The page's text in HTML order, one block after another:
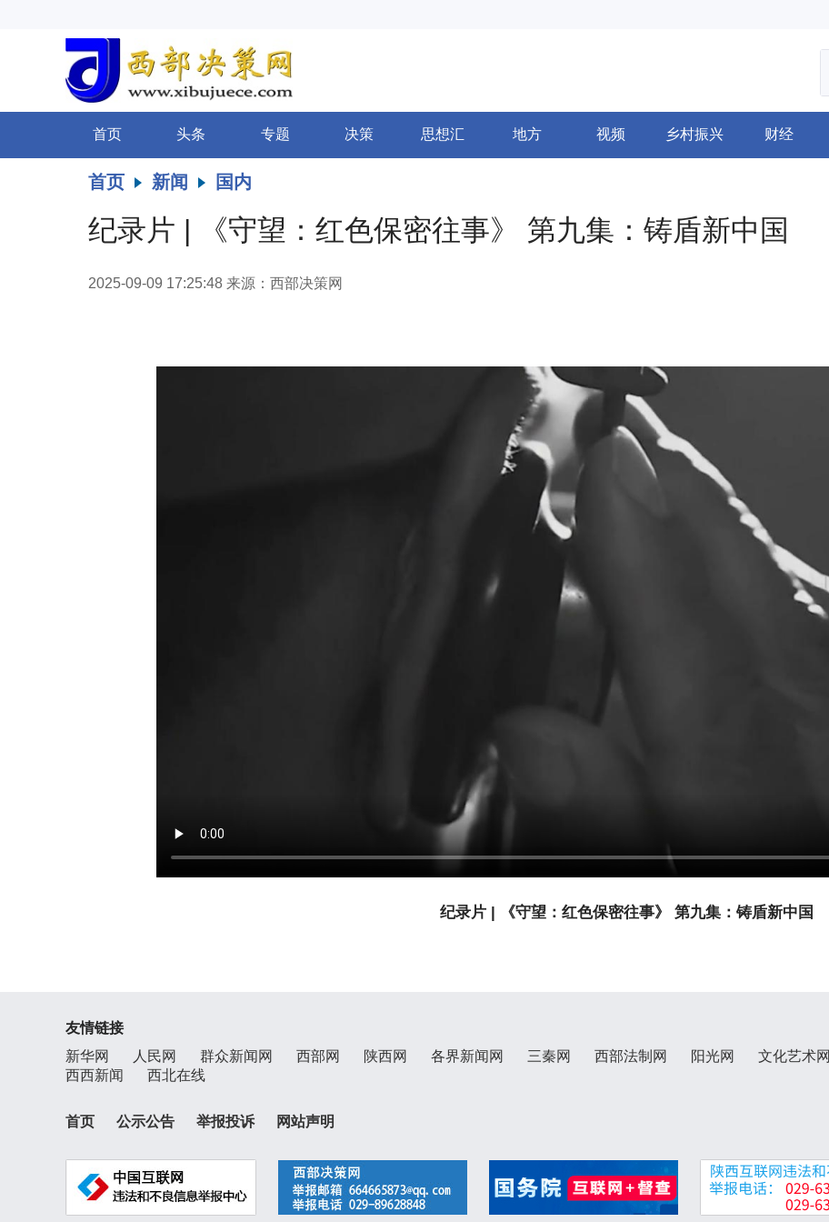
首页 头条 专题 决策 思想汇 地方 视频 乡村振兴 财经
首页 新闻 国内
纪录片 | 《守望：红色保密往事》 第九集：铸盾新中国
2025-09-09 17:25:48 来源：西部决策网
纪录片 | 《守望：红色保密往事》 第九集：铸盾新中国
友情链接
新华网
人民网 群众新闻网 西部网 陕西网 各界新闻网 三秦网 西部法制网 阳光网 文化艺术网
西西新闻
西北在线
首页 公示公告 举报投诉 网站声明